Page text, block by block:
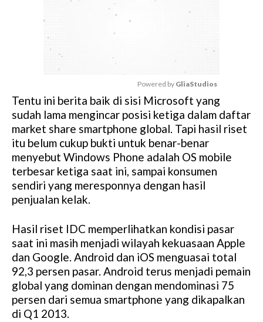
M
u
e
Powered by GliaStudios
Tentu ini berita baik di sisi Microsoft yang
sudah lama mengincar posisi ketiga dalam daftar
market share smartphone global. Tapi hasil riset
itu belum cukup bukti untuk benar-benar
menyebut Windows Phone adalah OS mobile
terbesar ketiga saat ini, sampai konsumen
sendiri yang meresponnya dengan hasil
penjualan kelak.
Hasil riset IDC memperlihatkan kondisi pasar
saat ini masih menjadi wilayah kekuasaan Apple
dan Google. Android dan iOS menguasai total
92,3 persen pasar. Android terus menjadi pemain
global yang dominan dengan mendominasi 75
persen dari semua smartphone yang dikapalkan
di Q1 2013.